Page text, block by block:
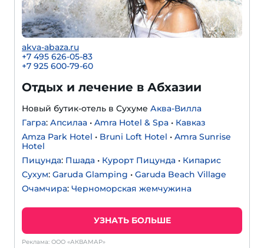
akva-abaza.ru
+7 495 626-05-83
+7 925 600-79-60
Отдых и лечение в Абхазии
Новый бутик-отель в Сухуме Аква-Вилла
Гагра: Апсилаа • Amra Hotel & Spa • Кавказ
Amza Park Hotel • Bruni Loft Hotel • Amra Sunrise
Hotel
Пицунда: Пшада • Курорт Пицунда • Кипарис
Сухум: Garuda Glamping • Garuda Beach Village
Очамчира: Черноморская жемчужина
УЗНАТЬ БОЛЬШЕ
Реклама: ООО «АКВАМАР»